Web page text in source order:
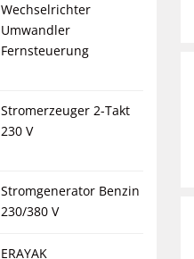
Wechselrichter
Umwandler
Fernsteuerung
Stromerzeuger 2-Takt
230 V
Stromgenerator Benzin
230/380 V
ERAYAK